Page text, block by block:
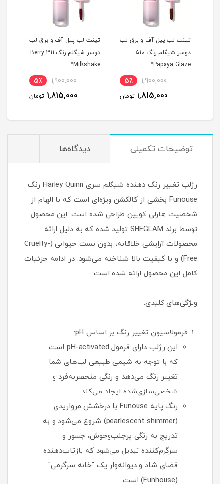
تینت لب پیل آف و برق لب
دوسر شیگلم رنگ 510
Papaya Glaze^
1,900,000 5٪
1,815,000 تومان
تینت لب پیل آف و برق لب
دوسر شیگلم رنگ 311 Berry
Milkshake^
1,900,000 5٪
1,815,000 تومان
توضیحات تکمیلی دیدگاه‌ها
رژلب تغییر رنگ دهنده شیگلم سری Harley Quinn رنگ
Funouse بخشی از کالکشن ویژه‌ای است که با الهام از
شخصیت هارلی کویین طراحی شده است. این محصول
توسط برند SHEGLAM تولید شده که به دلیل ارائه
محصولات آرایشی خلاقانه، بدون تست حیوانی (Cruelty-
Free) و با کیفیت بالا شناخته می‌شود. در ادامه جزئیات
کامل این محصول ارائه شده است:
ویژگی‌های کلیدی:
فرمولاسیون تغییر رنگ بر اساس pH:
این رژلب دارای فرمول pH-activated است
که با توجه به شیمی طبیعی لب‌های شما
تغییر رنگ می‌دهد و رنگی منحصربه‌فرد و
شخصی‌سازی‌شده ایجاد می‌کند.
رنگ پایه Funouse با درخشش مرواریدی
(pearlescent shimmer) شروع می‌شود و به
تدریج به رنگی پرجنب‌وجوش، جسور و
سرگرم‌کننده تبدیل می‌شود که بازتاب‌دهنده
فضای شاد و دیوانه‌وار یک "خانه سرگرمی"
(Funhouse) است.